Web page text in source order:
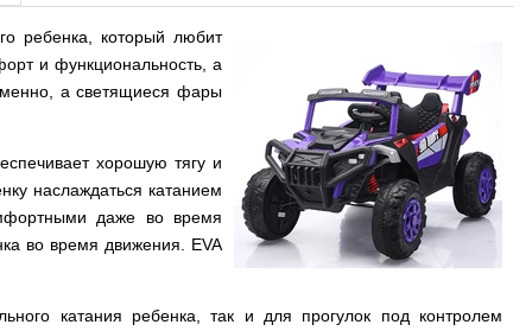
ребенка, который любит
и функциональность, а
а светящиеся фары
хорошую тягу и
наслаждаться катанием
даже во время
во время движения. EVA
катания ребенка, так и для прогулок под контролем